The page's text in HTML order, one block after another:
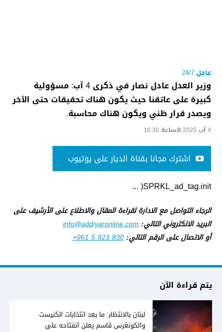
عاجل 24/7
وزير العدل عادل نصار في ذكرى 4 آب: مسؤولية
كبيرة على عاتقنا حيث يكون هناك تحقيقات حتى الآخر
ويصدر قرار ظني ويكون هناك محاسبة.
4 آب 2025 الساعة 16:30
اشترك مجانا بقناة الديار على يوتيوب
SPRKL_ad_tag.init( ...
الرجاء التواصل مع الادارة لقراءة المقال والاطلاع على الأرشيف على
البريد الالكتروني التالي:info@addiyaronline.com
أو الاتصال على الرقم التالي:+961 5 923 830
يتم قراءة الآن
لبنان بالانتظار: ما بعد انتخابات الكنيست
والكونغرس قاسم يعلن انفتاحه على